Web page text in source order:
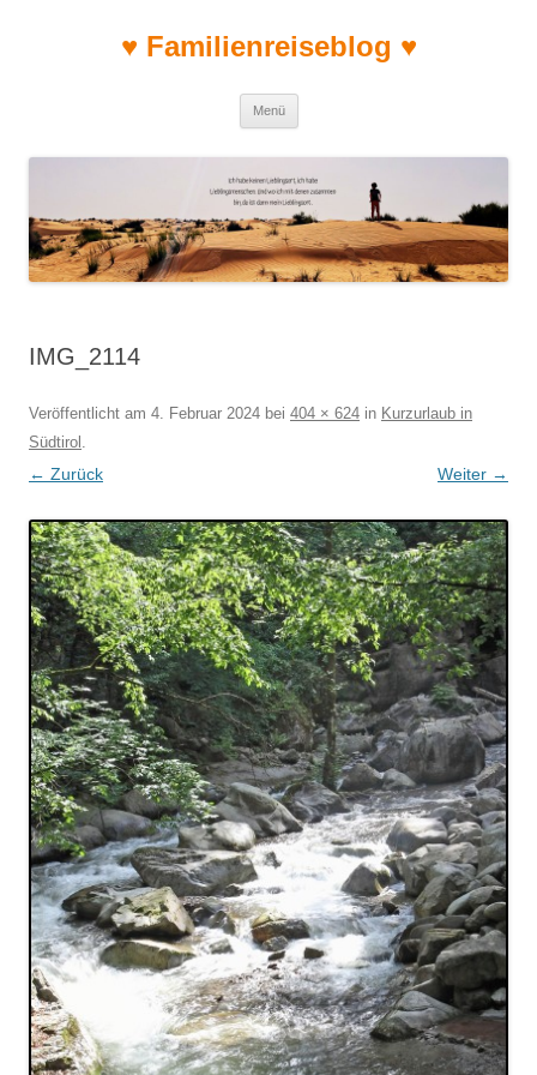
♥ Familienreiseblog ♥
Menü
IMG_2114
Veröffentlicht am 4. Februar 2024 bei 404 × 624 in Kurzurlaub in
Südtirol .
← Zurück Weiter →